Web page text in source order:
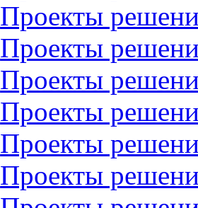
Проекты
Проекты
Проекты
Проекты
Проекты
Проекты